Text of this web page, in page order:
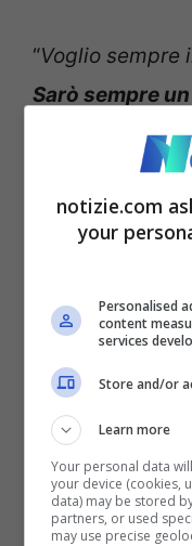
“Voglio sempre
Sarò sempre
non gioco più
prima o poi
casa mia e
se posso
lunga
spagnolo
Xavi sarà un
per i giovani
insegnerà
notizie.com
your
Personalised
content
services
Store and/or
Learn more
Your personal data
your device (cookies,
data) may be stored
partners, or used
may use precise